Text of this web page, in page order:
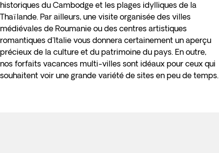
historiques du Cambodge et les plages idylliques de la
Thaïlande. Par ailleurs, une visite organisée des villes
médiévales de Roumanie ou des centres artistiques
romantiques d'Italie vous donnera certainement un aperçu
précieux de la culture et du patrimoine du pays. En outre,
nos forfaits vacances multi-villes sont idéaux pour ceux qui
souhaitent voir une grande variété de sites en peu de temps.